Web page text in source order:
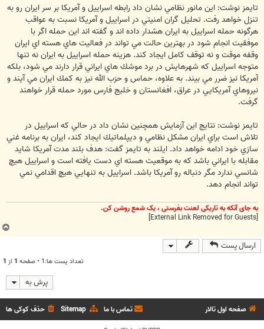
تايمز نوشت‏:‏ اين مانور نظامي نشان داد رابطه اسراييل و آمريكا بر سر ايران رو به
تنزل خواهد رفت‏.‏ تحليل گران امنيتي در اسراييل و آمريكا نسبت به عواقب
هرگونه حمله اسراييل به ايران هشدار داده اند و گفته اند اين حمله اگر با
موفقيت انجام شود در بهترين حالت مي تواند در فعاليت هاي هسته اي ايران
وقفه موقت و نه توقف كامل ايجاد كند‏.‏ هزينه حمله اسراييل به ايران نه تنها
متوجه اسراييل كه شهرهايش در برد موشك هاي ايراني قرار دارند مي شود، بلكه
آمريكا نيز ضرر مي بيند‏.‏ به علاوه، حماس و حزب الله نيز به كمك ايران مي آيند و
نيروهاي آمريكايي در عراق، افغانستان و خليج فارس مورد حمله قرار خواهند
گرفت‏.‏
تايمز نوشت‏:‏ نتايج اين آزمايش همچنين نشان داد در حالي كه اسراييل در
تلاش است براي ايران مشكل نظامي و ديپلماتيك ايجاد كند، ايران به برنامه غني
سازي خود ادامه خواهد داد‏.‏ ايلند به تايمز گفت‏:‏ هدف بلند مدت آمريكا شايد
مقابله با ايراني باشد كه به موقعيت هسته اي دست يافته است و اسراييل هيچ
شانسي ندارد مگر دنباله رو آمريكا باشد‏.‏ اسراييل به تنهايي هيچ اقدامي نمي
تواند انجام دهد‏.‏
به جای آنکه به تاریکی لعنت بفرستی ، یک شمع روشن کن.
[External Link Removed for Guests]
ارسال پست
تعداد پست ها:1 • صفحه 1 از 1
پرش به
صفحه اول تالار حذف کوکی ها Sitemap تماس با ما